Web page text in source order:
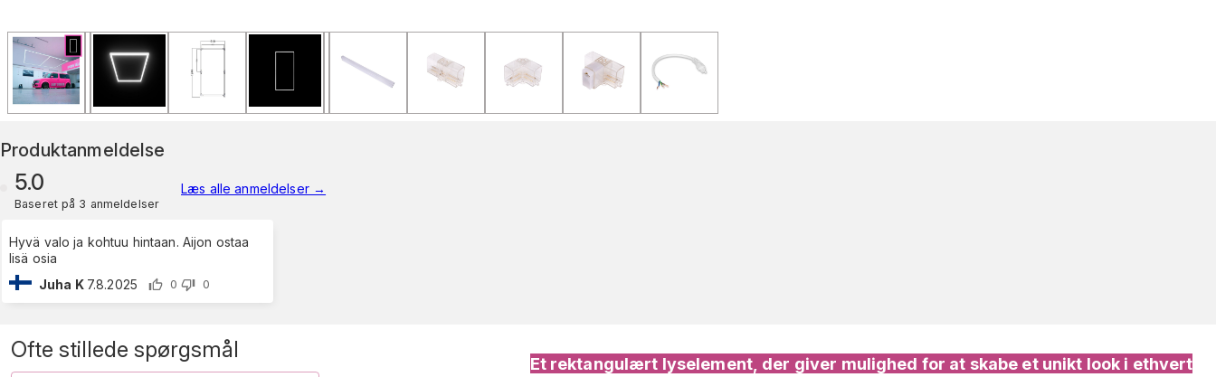
Produktanmeldelse
5.0
Baseret på 3 anmeldelser
Læs alle anmeldelser→
Hyvä valo ja kohtuu hintaan. Aijon ostaa
lisä osia
Juha K 7.8.2025 0 0
Ofte stillede spørgsmål
Et rektangulært lyselement, der giver mulighed for at skabe et unikt look i ethvert